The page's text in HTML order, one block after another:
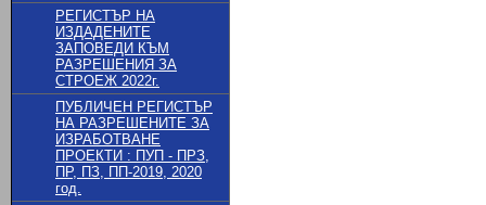
РЕГИСТЪР НА
ИЗДАДЕНИТЕ
ЗАПОВЕДИ КЪМ
РАЗРЕШЕНИЯ ЗА
СТРОЕЖ 2022г.
ПУБЛИЧЕН РЕГИСТЪР
НА РАЗРЕШЕНИТЕ ЗА
ИЗРАБОТВАНЕ
ПРОЕКТИ : ПУП - ПРЗ,
ПР, ПЗ, ПП-2019, 2020
год.